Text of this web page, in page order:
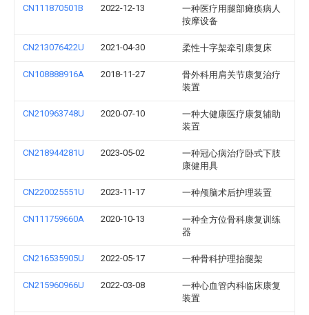
CN111870501B 2022-12-13
一种医疗用腿部瘫痪病人
按摩设备
CN213076422U 2021-04-30 柔性十字架牵引康复床
CN108888916A 2018-11-27
骨外科用肩关节康复治疗
装置
CN210963748U 2020-07-10
一种大健康医疗康复辅助
装置
CN218944281U 2023-05-02
一种冠心病治疗卧式下肢
康健用具
CN220025551U 2023-11-17 一种颅脑术后护理装置
CN111759660A 2020-10-13
一种全方位骨科康复训练
器
CN216535905U 2022-05-17 一种骨科护理抬腿架
CN215960966U 2022-03-08
一种心血管内科临床康复
装置